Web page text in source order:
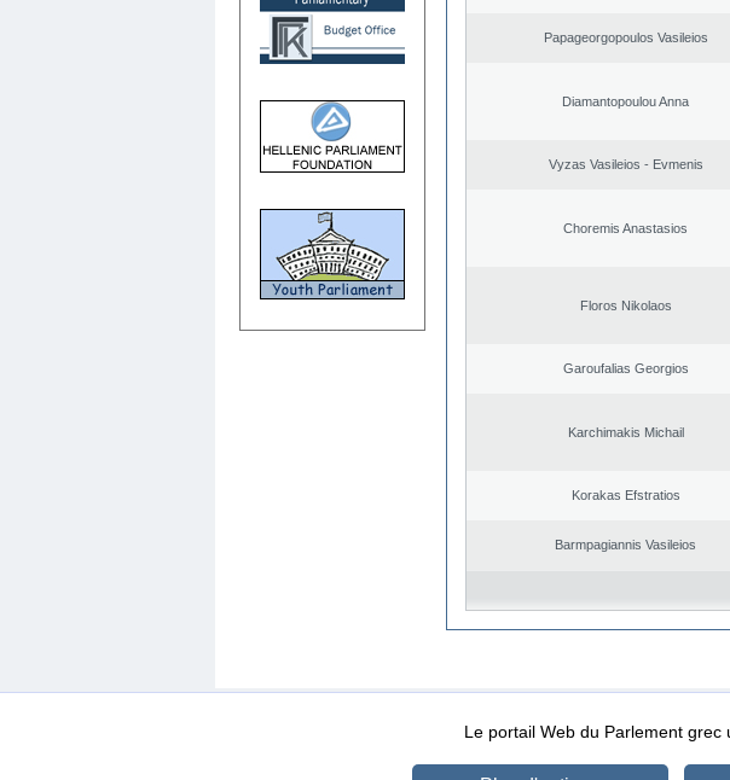
Papageorgopoulos Vasileios
Diamantopoulou Anna
Vyzas Vasileios - Evmenis
Choremis Anastasios
Floros Nikolaos
Garoufalias Georgios
Karchimakis Michail
Korakas Efstratios
Barmpagiannis Vasileios
Conditions d’utilisation Data Protection Security & Access
Le portail Web du Parlement